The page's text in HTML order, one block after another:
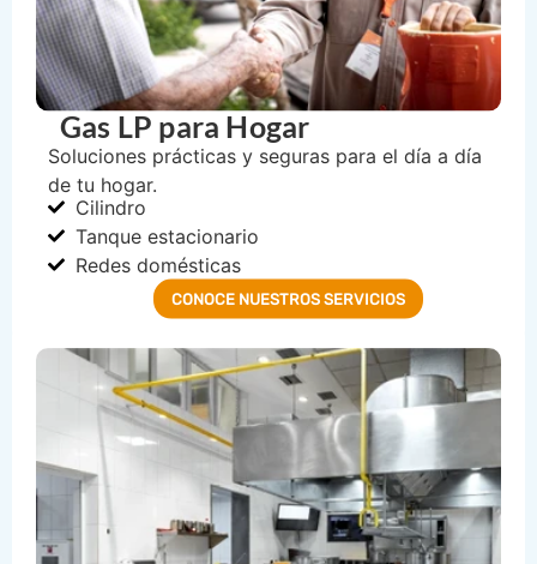
Gas LP para Hogar
Soluciones prácticas y seguras para el día a día
de tu hogar.
Cilindro
Tanque estacionario
Redes domésticas
CONOCE NUESTROS SERVICIOS